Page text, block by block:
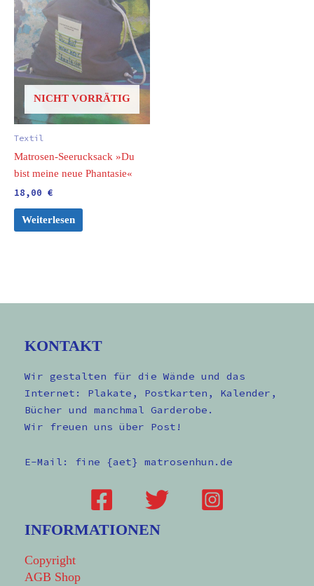
NICHT VORRÄTIG
Textil
Matrosen-Seerucksack »Du
bist meine neue Phantasie«
18,00 €
Weiterlesen
KONTAKT
Wir gestalten für die Wände und das
Internet: Plakate, Postkarten, Kalender,
Bücher und manchmal Garderobe.
Wir freuen uns über Post!
E-Mail: fine {aet} matrosenhun.de
INFORMATIONEN
Copyright
AGB Shop